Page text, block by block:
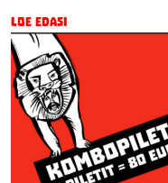
Loe edasi